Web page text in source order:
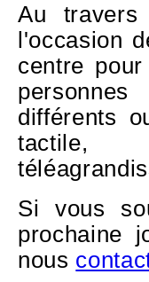
Au
l'occasion
centre
différents
tactile,
Si vous
prochaine
nous